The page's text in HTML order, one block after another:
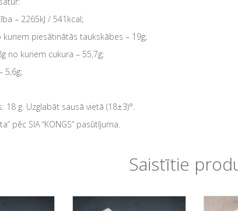
– 2265kJ / 541kcal;
kuriem piesātinātās taukskābes – 19g;
no kuriem cukura – 55,7g;
5,6g;
18 g. Uzglabāt sausā vietā (18±3)°.
pēc SIA “KONGS” pasūtījuma.
Saistītie